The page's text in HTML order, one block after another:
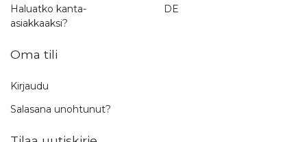
Haluatko kanta-
asiakkaaksi?
DE
Oma tili
Kirjaudu
Salasana unohtunut?